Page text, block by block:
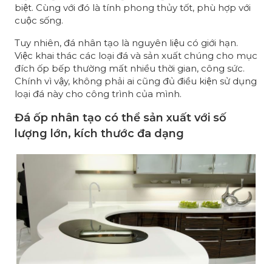
biệt. Cùng với đó là tính phong thủy tốt, phù hợp với
cuộc sống.
Tuy nhiên, đá nhân tạo là nguyên liệu có giới hạn.
Việc khai thác các loại đá và sản xuất chúng cho mục
đích ốp bếp thường mất nhiều thời gian, công sức.
Chính vì vậy, không phải ai cũng đủ điều kiện sử dụng
loại đá này cho công trình của mình.
Đá ốp nhân tạo có thể sản xuất với số
lượng lớn, kích thước đa dạng